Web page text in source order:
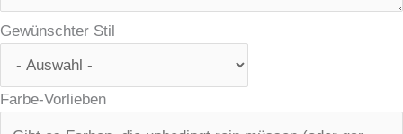
Gewünschter Stil
Farbe-Vorlieben